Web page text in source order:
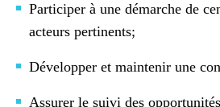
Participer à une démarche de
acteurs pertinents;
Développer et maintenir une
Assurer le suivi des